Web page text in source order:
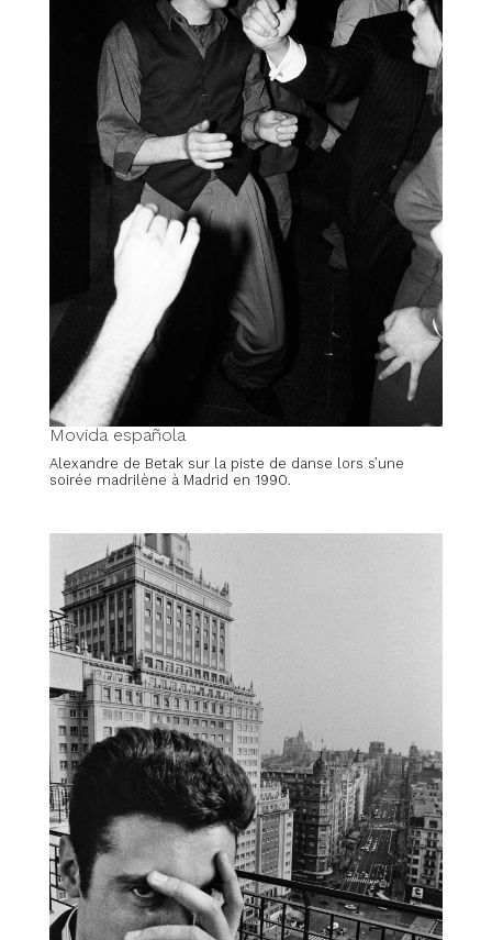
Movida española
Alexandre de Betak sur la piste de danse lors s’une
soirée madrilène à Madrid en 1990.